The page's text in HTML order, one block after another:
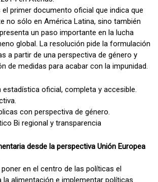
primer documento oficial que indica que
no sólo en América Latina, sino también
un paso importante en la lucha
global. La resolución pide la formulación
a partir de una perspectiva de género y
de medidas para acabar con la impunidad.
estadística oficial, completa y accesible.
con perspectiva de género.
Bi regional y transparencia
desde la perspectiva Unión Europea
en el centro de las políticas el
la alimentación e implementar políticas